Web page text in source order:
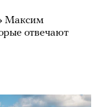
Максим
отвечают